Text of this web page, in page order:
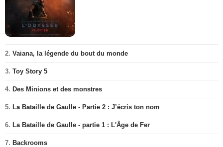
2. Vaiana, la légende du bout du monde
3. Toy Story 5
4. Des Minions et des monstres
5. La Bataille de Gaulle - Partie 2 : J’écris ton nom
6. La Bataille de Gaulle - partie 1 : L'Âge de Fer
7. Backrooms